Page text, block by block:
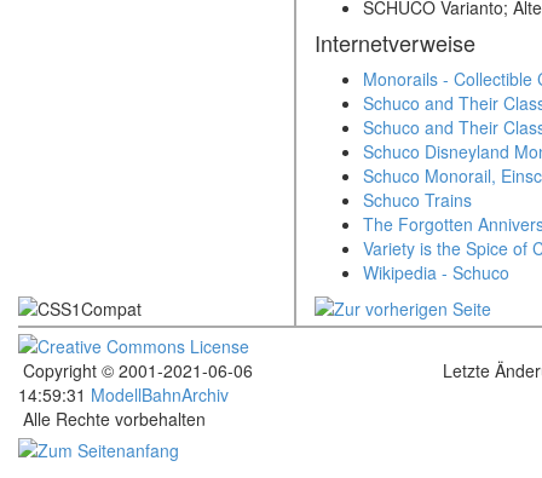
SCHUCO Varianto;
Internetverweise
Monorails - Collectible
Schuco and Their
Schuco and Their
Schuco Disneyland
Schuco Monorail,
Schuco Trains
The Forgotten
Variety is the Spice of
Wikipedia - Schuco
Copyright © 2001-2021-06-06
14:59:31 ModellBahnArchiv
Letzte
Alle Rechte vorbehalten